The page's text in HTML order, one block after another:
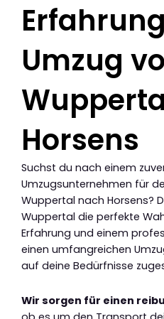
Umzug
Horsens
Suchst du nach einem
Umzugsunternehmen für
Wuppertal nach Horsens?
Wuppertal die perfekte
Erfahrung und einem
einen umfangreichen
auf deine Bedürfnisse
Wir sorgen für einen